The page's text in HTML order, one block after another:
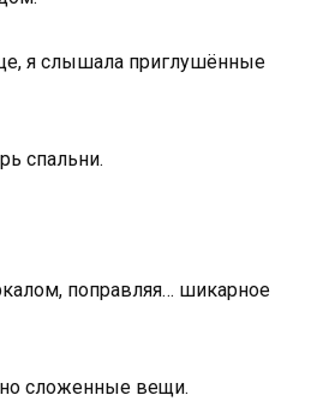
я слышала приглушённые
спальни.
поправляя… шикарное
сложенные вещи.